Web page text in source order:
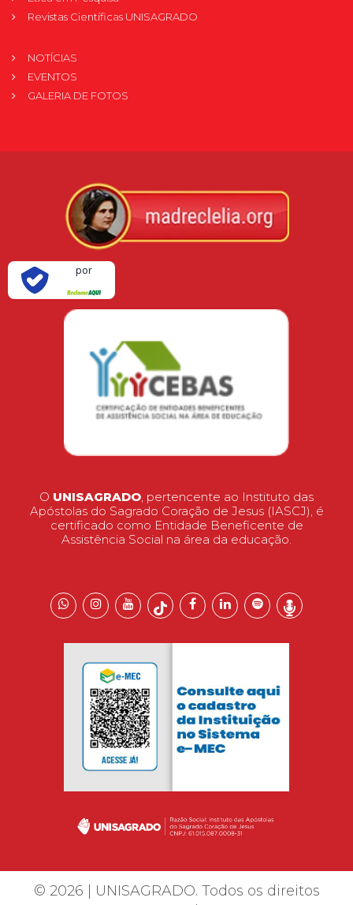
Revistas Científicas UNISAGRADO
NOTÍCIAS
EVENTOS
GALERIA DE FOTOS
por
O UNISAGRADO , pertencente ao Instituto das
Apóstolas do Sagrado Coração de Jesus (IASCJ), é
certificado como Entidade Beneficente de
Assistência Social na área da educação.
© 2026 | UNISAGRADO. Todos os direitos